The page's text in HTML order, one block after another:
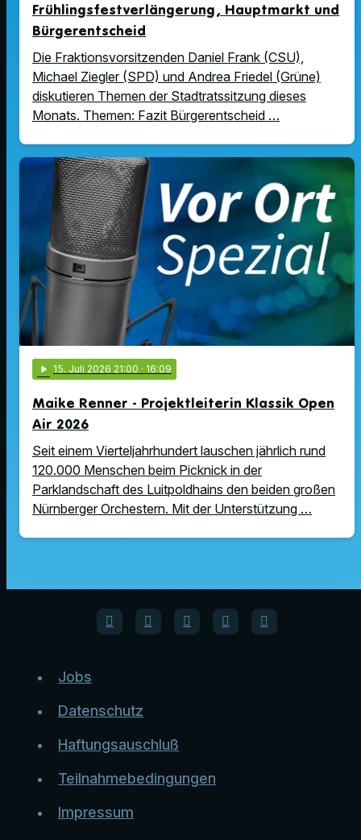
Frühlingsfestverlängerung, Hauptmarkt und
Bürgerentscheid
Die Fraktionsvorsitzenden Daniel Frank (CSU),
Michael Ziegler (SPD) und Andrea Friedel (Grüne)
diskutieren Themen der Stadtratssitzung dieses
Monats. Themen: Fazit Bürgerentscheid …
play_arrow 15. Juli 2026 21:00 · 16:09
Maike Renner - Projektleiterin Klassik Open
Air 2026
Seit einem Vierteljahrhundert lauschen jährlich rund
120.000 Menschen beim Picknick in der
Parklandschaft des Luitpoldhains den beiden großen
Nürnberger Orchestern. Mit der Unterstützung …
Jobs
Datenschutz
Haftungsauschluß
Teilnahmebedingungen
Impressum